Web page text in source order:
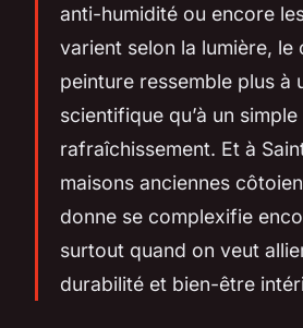
anti-humidité ou encore
varient selon la lumière, le
peinture ressemble plus à
scientifique qu’à un simple
rafraîchissement. Et à
maisons anciennes
donne se complexifie
surtout quand on veut
durabilité et bien-être